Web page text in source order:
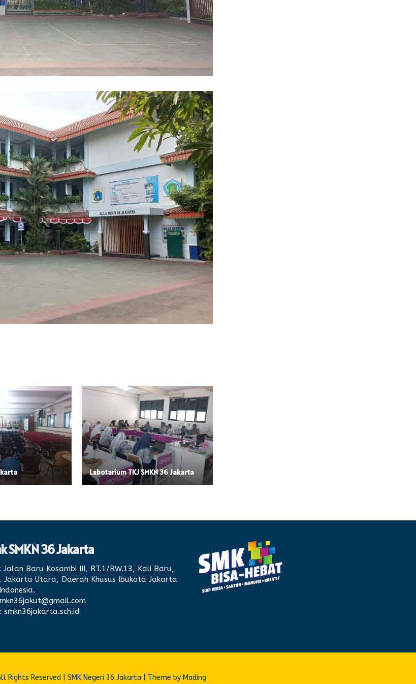
Labotarium TKJ SMKN 36 Jakarta
SMKN 36 Jakarta
Jalan Baru Kosambi III, RT.1/RW.13, Kali Baru,
Jakarta Utara, Daerah Khusus Ibukota Jakarta
smkn36jakarta.sch.id
Rights Reserved | SMK Negeri 36 Jakarta | Theme by Mading